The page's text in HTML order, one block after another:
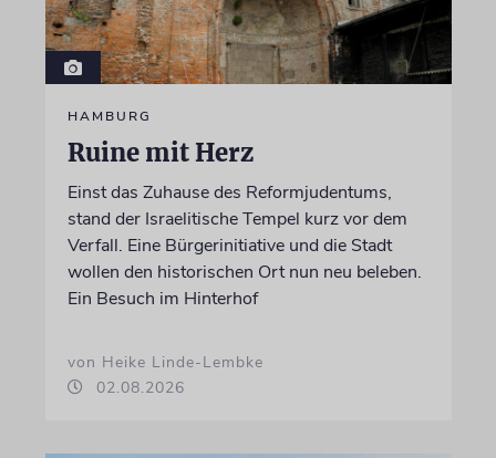
HAMBURG
Ruine mit Herz
Einst das Zuhause des Reformjudentums,
stand der Israelitische Tempel kurz vor dem
Verfall. Eine Bürgerinitiative und die Stadt
wollen den historischen Ort nun neu beleben.
Ein Besuch im Hinterhof
von Heike Linde-Lembke
02.08.2026